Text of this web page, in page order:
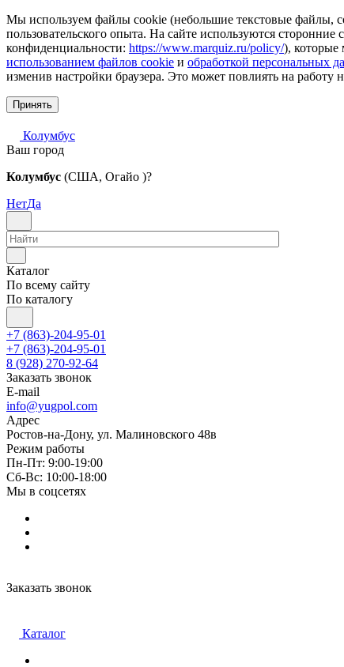
Мы используем файлы cookie (небольшие текстовые файлы,
пользовательского опыта. На сайте используются
конфиденциальности: https://www.marquiz.ru/policy/), которые
использованием файлов cookie и обработкой персональных
изменив настройки браузера. Это может повлиять на работу
Принять
Колумбус
Ваш город
Колумбус (США, Огайо )?
НетДа
Каталог
По всему сайту
По каталогу
+7 (863)-204-95-01
+7 (863)-204-95-01
8 (928) 270-92-64
Заказать звонок
E-mail
info@yugpol.com
Адрес
Ростов-на-Дону, ул. Малиновского 48в
Режим работы
Пн-Пт: 9:00-19:00
Cб-Вс: 10:00-18:00
Мы в соцсетях
Заказать звонок
Каталог